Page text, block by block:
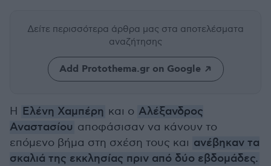
Δείτε περισσότερα άρθρα μας στα αποτελέσματα
αναζήτησης
Add Protothema.gr on Google
Η Ελένη Χαμπέρη και ο Αλέξανδρος
Αναστασίου αποφάσισαν να κάνουν το
επόμενο βήμα στη σχέση τους και ανέβηκαν τα
σκαλιά της εκκλησίας πριν από δύο εβδομάδες.